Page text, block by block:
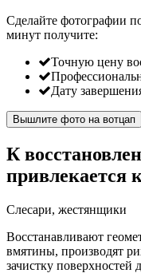
Сделайте фотографии
минут получите:
Точную цену
Дату
Вышлите фото на вотцап
К
привлекается
Слесари, жестянщики
Восстанавливают
вмятины, производят
зачистку поверхностей